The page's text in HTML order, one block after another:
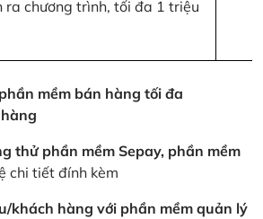
ra chương trình, tối đa 1 triệu
mềm bán hàng tối đa
thử phần mềm Sepay, phần mềm
chi tiết đính kèm
khách hàng với phần mềm quản lý